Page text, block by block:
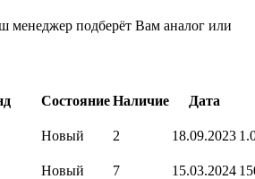
менеджер подберёт Вам аналог или
СостояниеНаличие Дата
Новый 2 18.09.2023
Новый 7 15.03.2024